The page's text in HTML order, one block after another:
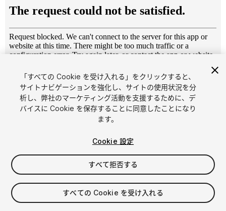
1/ 14
$9.99
消費税は決済時に計算されます
「すべての Cookie を受け入れる」をクリックすると、
サイトナビゲーションを強化し、サイトの使用状況を分
析し、弊社のマーケティング活動を支援するために、デ
バイスに Cookie を保存することに同意したことになり
ます。
Cookie 設定
すべて拒否する
すべての Cookie を受け入れる